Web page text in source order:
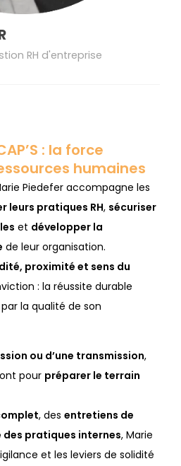
RH d'entreprise
: la force
humaines
Piedefer accompagne les
leurs pratiques RH, sécuriser
et développer la
de leur organisation.
proximité et sens du
: la réussite durable
la qualité de son
ou d’une transmission,
pour préparer le terrain
, des entretiens de
des pratiques internes, Marie
et les leviers de solidité